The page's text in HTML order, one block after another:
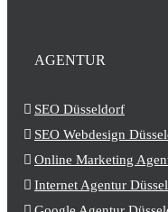
AGENTUR
SEO Düsseldorf
SEO Webdesign
Online Marketing
Internet Agentur